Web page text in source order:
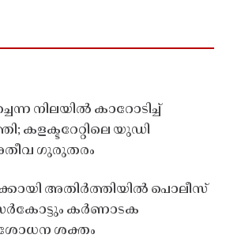
നിലയിൽ കാറോടിച്ച്
കളക്ടറേറ്റിലെ യുഡി
അതീവ ഗുരുതരം
അതിർത്തിയിൽ പൊലീസ്
കർണാടക
ശക്തം